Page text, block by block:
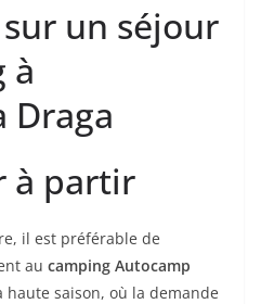
un séjour
à
Draga
à partir
il est préférable de
au camping Autocamp
saison, où la demande